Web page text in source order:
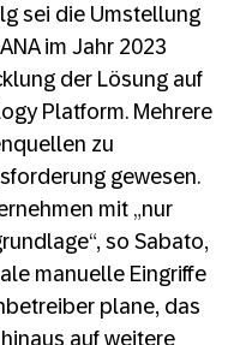
sei die Umstellung
im Jahr 2023
der Lösung auf
Platform. Mehrere
zu
gewesen.
mit „nur
so Sabato,
manuelle Eingriffe
plane, das
auf weitere